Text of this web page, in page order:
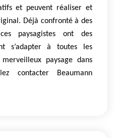
et peuvent réaliser et
Déjà confronté à des
paysagistes ont des
s’adapter à toutes les
paysage dans
contacter Beaumann